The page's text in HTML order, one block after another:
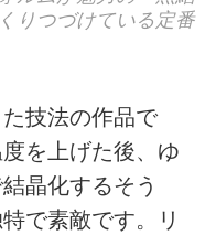
りつづけている定番
た技法の作品で
を上げた後、ゆ
晶化するそう
で素敵です。リ